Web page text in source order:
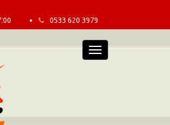
0533 620 3979
Bayi Girişi
Menü